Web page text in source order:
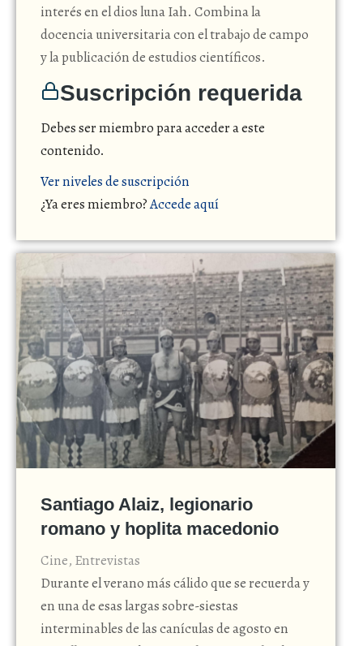
interés en el dios luna Iah. Combina la
docencia universitaria con el trabajo de campo
y la publicación de estudios científicos.
Suscripción requerida
Debes ser miembro para acceder a este
contenido.
Ver niveles de suscripción
¿Ya eres miembro?Accede aquí
Santiago Alaiz, legionario
romano y hoplita macedonio
Cine, Entrevistas
Durante el verano más cálido que se recuerda y
en una de esas largas sobre-siestas
interminables de las canículas de agosto en